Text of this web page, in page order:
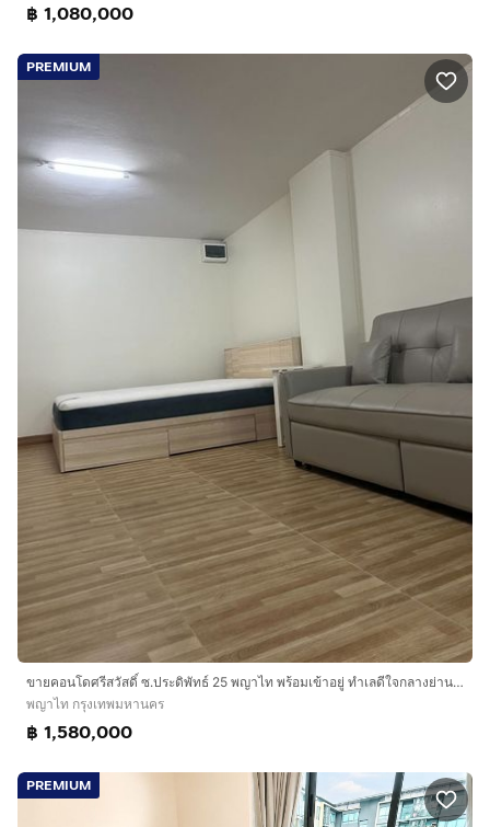
฿ 1,080,000
PREMIUM
ขายคอนโดศรีสวัสดิ์ ซ.ประดิพัทธ์ 25 พญาไท พร้อมเข้าอยู่ ทำเลดีใจกลางย่านธุรกิจ ใกล้ BTS สะพานควาย
พญาไท กรุงเทพมหานคร
฿ 1,580,000
PREMIUM